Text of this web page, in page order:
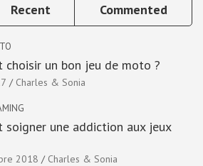
Recent Commented
choisir un bon jeu de moto ?
Charles & Sonia
soigner une addiction aux jeux
2018 Charles & Sonia